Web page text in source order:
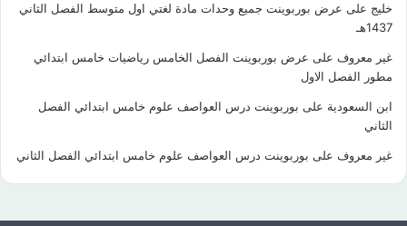
خليج على عرض بوربوينت جميع وحدات مادة لغتي اول متوسط الفصل الثاني
1437هـ
غير معروف على عرض بوربوينت الفصل الخامس رياضيات خامس ابتدائي
مطور الفصل الاول
ابن السعودية على بوربوينت درس العواصف علوم خامس ابتدائي الفصل
الثاني
غير معروف على بوربوينت درس العواصف علوم خامس ابتدائي الفصل الثاني